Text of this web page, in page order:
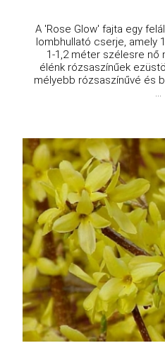
A 'Rose Glow' fajta egy
lombhullató cserje, amely
1-1,2 méter szélesre nő
élénk rózsaszínűek
mélyebb rózsaszínűvé és
...